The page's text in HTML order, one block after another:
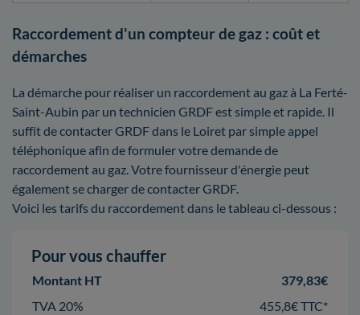
Raccordement d'un compteur de gaz : coût et
démarches
La démarche pour réaliser un raccordement au gaz à La Ferté-
Saint-Aubin par un technicien GRDF est simple et rapide. Il
suffit de contacter GRDF dans le Loiret par simple appel
téléphonique afin de formuler votre demande de
raccordement au gaz. Votre fournisseur d'énergie peut
également se charger de contacter GRDF.
Voici les tarifs du raccordement dans le tableau ci-dessous :
Pour vous chauffer
Montant HT
379,83€
TVA 20%
455,8€ TTC*